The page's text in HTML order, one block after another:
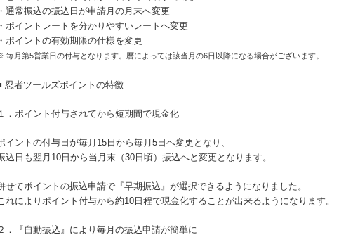
・通常振込の振込日が申請月の月末へ変更
・ポイントレートを分かりやすいレートへ変更
・ポイントの有効期限の仕様を変更
毎月第5営業日の付与となります。暦によっては該当月の6日以降になる場合がございます。
忍者ツールズポイントの特徴
．ポイント付与されてから短期間で現金化
イントの付与日が毎月15日から毎月5日へ変更となり、
込日も翌月10日から当月末（30日頃）振込へと変更となります。
せてポイントの振込申請で『早期振込』が選択できるようになりました。
れによりポイント付与から約10日程で現金化することが出来るようになります。
．『自動振込』により毎月の振込申請が簡単に